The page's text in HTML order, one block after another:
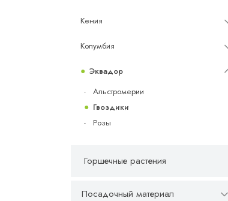
Кения
Колумбия
Эквадор
Альстромерии
Гвоздики
Розы
Горшечные растения
Посадочный материал